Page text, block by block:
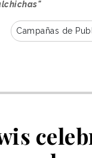
Campañas de